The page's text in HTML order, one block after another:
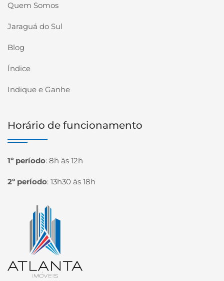
Quem Somos
Jaraguá do Sul
Blog
Índice
Indique e Ganhe
Horário de funcionamento
1º período: 8h às 12h
2º período: 13h30 às 18h
Página inicial